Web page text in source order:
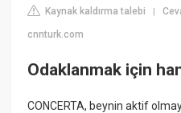
Kaynak kaldırma talebi |
cnnturk.com
Odaklanmak için
CONCERTA, beynin aktif